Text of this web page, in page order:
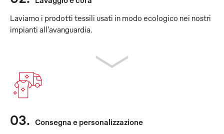
Laviamo i prodotti tessili usati in modo ecologico nei nostri
impianti all'avanguardia.
03. Consegna e personalizzazione